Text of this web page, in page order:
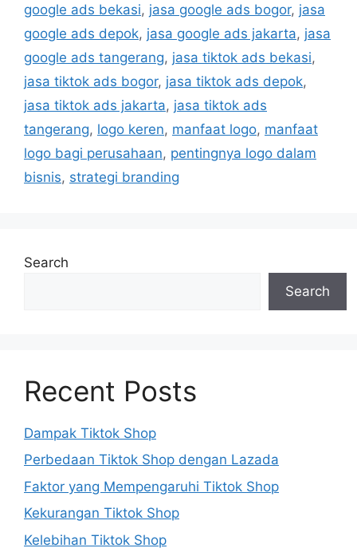
google ads bekasi, jasa google ads bogor, jasa
google ads depok, jasa google ads jakarta, jasa
google ads tangerang, jasa tiktok ads bekasi,
jasa tiktok ads bogor, jasa tiktok ads depok,
jasa tiktok ads jakarta, jasa tiktok ads
tangerang, logo keren, manfaat logo, manfaat
logo bagi perusahaan, pentingnya logo dalam
bisnis, strategi branding
Search
Search
Recent Posts
Dampak Tiktok Shop
Perbedaan Tiktok Shop dengan Lazada
Faktor yang Mempengaruhi Tiktok Shop
Kekurangan Tiktok Shop
Kelebihan Tiktok Shop